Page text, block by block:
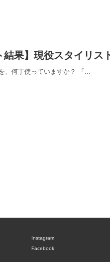
結果】現役スタイリ
、何丁使っていますか？ 「...
Instagram
Facebook